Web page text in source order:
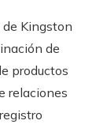
Kingston
de
productos
relaciones